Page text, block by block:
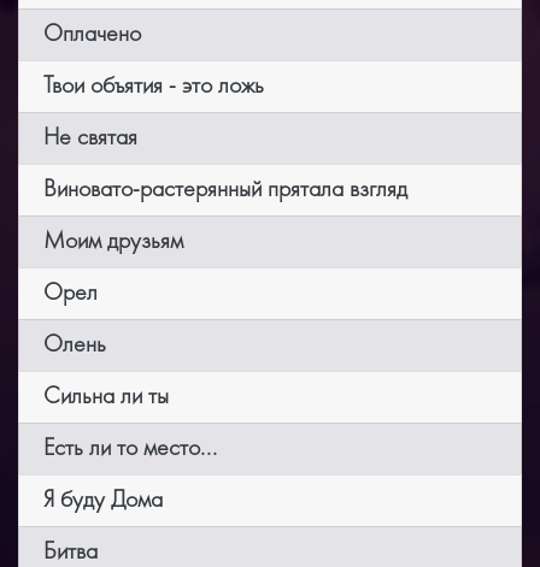
Оплачено
Твои объятия - это ложь
Не святая
Виновато-растерянный прятала взгляд
Моим друзьям
Орел
Олень
Сильна ли ты
Есть ли то место...
Я буду Дома
Битва